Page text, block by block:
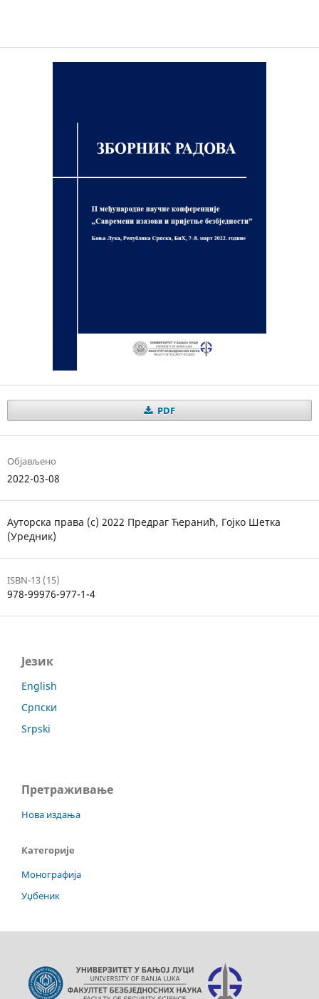
PDF
Објављено
2022-03-08
Ауторска права (c) 2022 Предраг Ћеранић, Гојко Шетка
(Уредник)
ISBN-13 (15)
978-99976-977-1-4
Језик
English
Српски
Srpski
Претраживање
Нова издања
Категорије
Монографија
Уџбеник